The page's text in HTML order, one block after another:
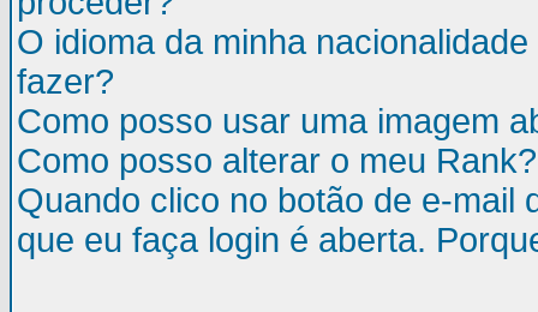
O idioma da minha
fazer?
Como posso usar uma imagem
Como posso alterar o meu Rank?
Quando clico no botão de e-mail
que eu faça login é aberta.